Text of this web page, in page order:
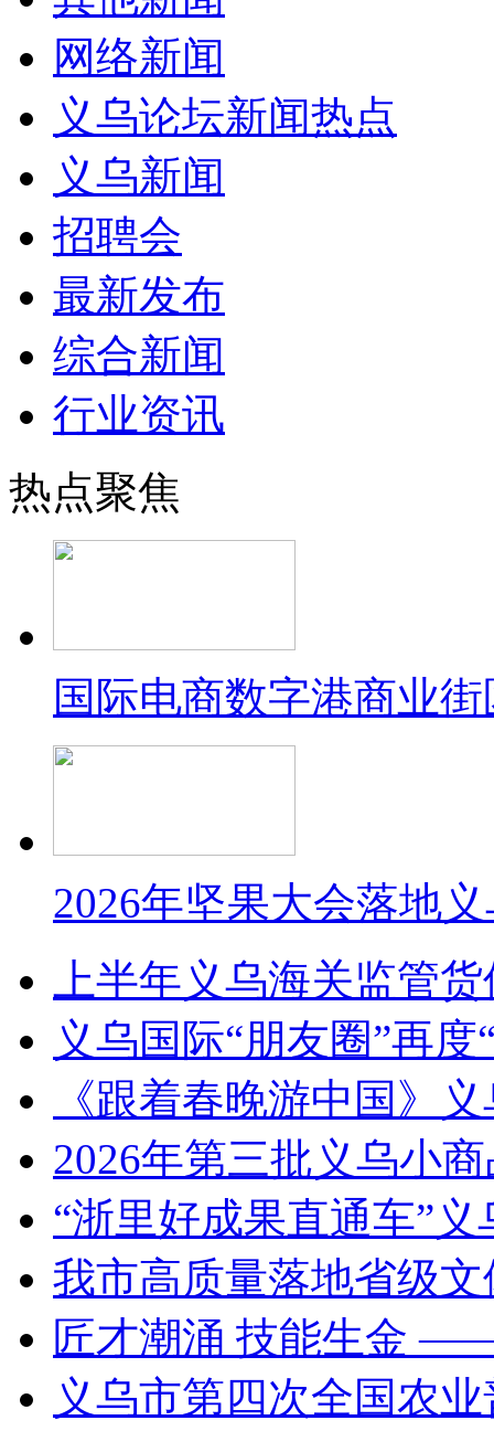
网络新闻
义乌论坛新闻热点
义乌新闻
招聘会
最新发布
综合新闻
行业资讯
热点聚焦
国际电商数字港商业
2026年坚果大会落地
上半年义乌海关监管
义乌国际“朋友圈”再度
《跟着春晚游中国》
2026年第三批义乌小
“浙里好成果直通车”
我市高质量落地省级
匠才潮涌 技能生金
义乌市第四次全国农